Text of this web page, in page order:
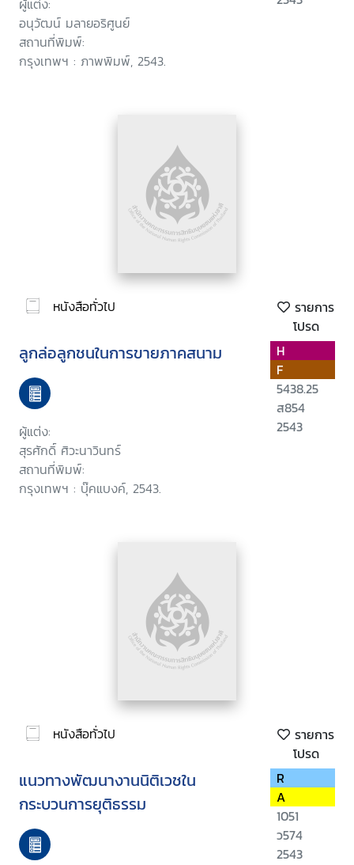
ผู้แต่ง:
อนุวัฒน์ มลายอริศูนย์
สถานที่พิมพ์:
กรุงเทพฯ : ภาพพิมพ์, 2543.
หนังสือทั่วไป
รายการ
โปรด
ลูกล่อลูกชนในการขายภาคสนาม
ผู้แต่ง:
สุรศักดิ์ ศิวะนาวินทร์
สถานที่พิมพ์:
กรุงเทพฯ : บุ๊คแบงค์, 2543.
H
F
5438.25
ส854
2543
หนังสือทั่วไป
รายการ
โปรด
แนวทางพัฒนางานนิติเวชใน
กระบวนการยุติธรรม
R
A
1051
ว574
2543